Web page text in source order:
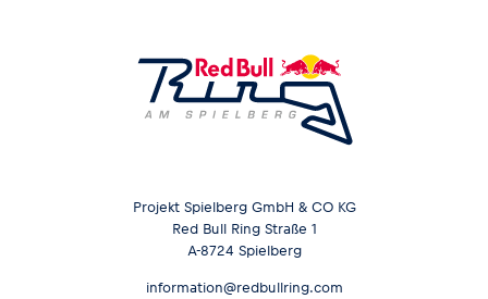
Projekt Spielberg GmbH & CO KG
Red Bull Ring Straße 1
A-8724 Spielberg
information@redbullring.com